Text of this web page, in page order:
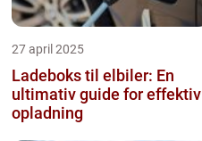
27 april 2025
Ladeboks til elbiler: En
ultimativ guide for effektiv
opladning